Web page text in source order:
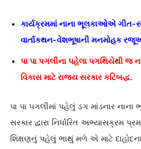
કાર્યક્રમમાં નાના ભૂલકાઓએ
વાર્તાકથન-વેશભૂષાની મનમોહક
પા પા પગલીના પહેલા પગથિયેથી જ
વિકાસ માટે રાજ્ય સરકાર કટિબદ્ધ.
પા પા પગલીમાં પહેલું ડગ માંડનાર
સરકાર દ્વારા નિર્ધારિત અભ્યાસક્રમ
શિક્ષણનું પહેલું ભાથું મળે એ માટે દાહોદના